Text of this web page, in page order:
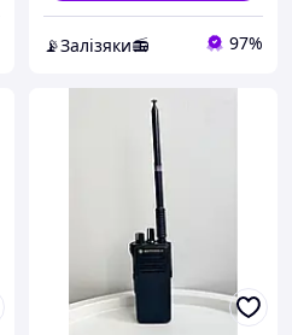
📡Залізяки📻 97%